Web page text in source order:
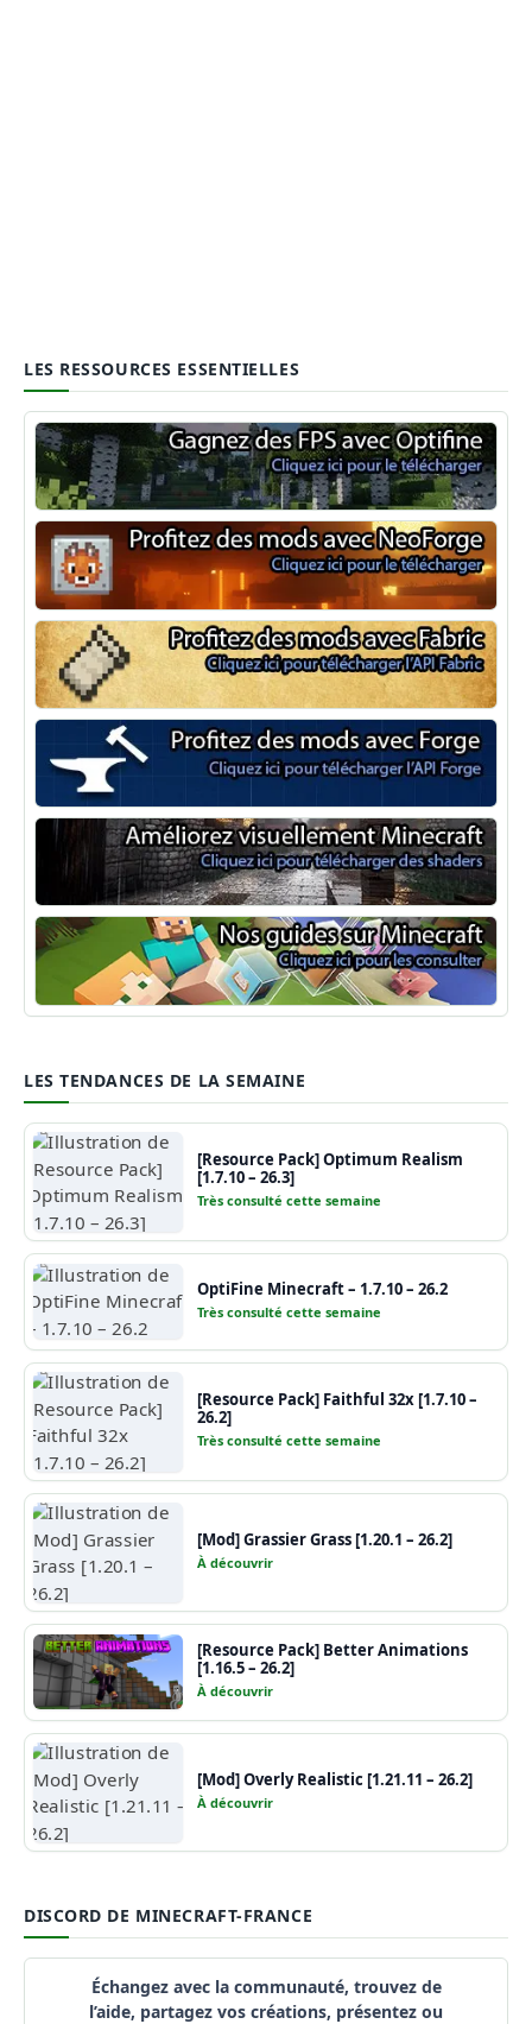
LES RESSOURCES ESSENTIELLES
Optifine
NeoForge
Minecraft Fabric
Minecraft Forge
Shaders Minecraft
Guide Minecraft
LES TENDANCES DE LA SEMAINE
[Resource Pack] Optimum Realism
[1.7.10 – 26.3]
Très consulté cette semaine
OptiFine Minecraft – 1.7.10 – 26.2
Très consulté cette semaine
[Resource Pack] Faithful 32x [1.7.10 –
26.2]
Très consulté cette semaine
[Mod] Grassier Grass [1.20.1 – 26.2]
À découvrir
[Resource Pack] Better Animations
[1.16.5 – 26.2]
À découvrir
[Mod] Overly Realistic [1.21.11 – 26.2]
À découvrir
DISCORD DE MINECRAFT-FRANCE
Échangez avec la communauté, trouvez de
l’aide, partagez vos créations, présentez ou